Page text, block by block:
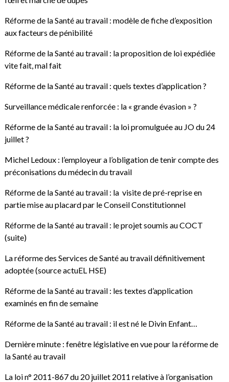
Réforme de la Santé au travail : modèle de fiche d’exposition
aux facteurs de pénibilité
Réforme de la Santé au travail : la proposition de loi expédiée
vite fait, mal fait
Réforme de la Santé au travail : quels textes d’application ?
Surveillance médicale renforcée : la « grande évasion » ?
Réforme de la Santé au travail : la loi promulguée au JO du 24
juillet ?
Michel Ledoux : l’employeur a l’obligation de tenir compte des
préconisations du médecin du travail
Réforme de la Santé au travail : la visite de pré-reprise en
partie mise au placard par le Conseil Constitutionnel
Réforme de la Santé au travail : le projet soumis au COCT
(suite)
La réforme des Services de Santé au travail définitivement
adoptée (source actuEL HSE)
Réforme de la Santé au travail : les textes d’application
examinés en fin de semaine
Réforme de la Santé au travail : il est né le Divin Enfant…
Dernière minute : fenêtre législative en vue pour la réforme de
la Santé au travail
La loi n° 2011-867 du 20 juillet 2011 relative à l’organisation